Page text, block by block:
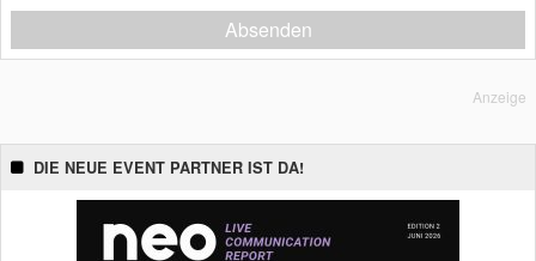
Absenden
Anzeige
DIE NEUE EVENT PARTNER IST DA!